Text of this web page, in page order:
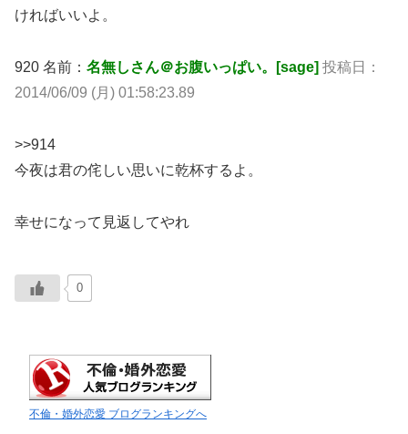
ければいいよ。
920 名前： 名無しさん＠お腹いっぱい。[sage] 投稿日：
2014/06/09 (月) 01:58:23.89
>>914
今夜は君の侘しい思いに乾杯するよ。
幸せになって見返してやれ
0
不倫・婚外恋愛 ブログランキングへ